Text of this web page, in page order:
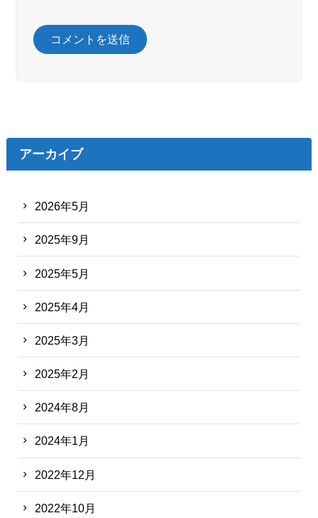
アーカイブ
2026年5月
2025年9月
2025年5月
2025年4月
2025年3月
2025年2月
2024年8月
2024年1月
2022年12月
2022年10月